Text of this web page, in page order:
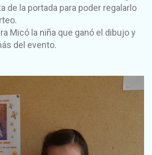
de la portada para poder regalarlo
Micó la niña que ganó el dibujo y
del evento.